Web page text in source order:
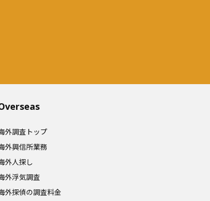
外調査トップ
外興信所業務
外人探し
外浮気調査
外探偵の調査料金